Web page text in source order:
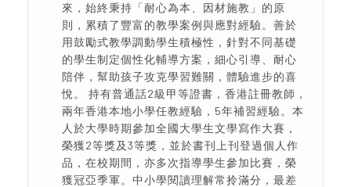
來，始終秉持「耐心為本、因材施教」的原
則，累積了豐富的教學案例與應對經驗。善於
用鼓勵式教學調動學生積極性，針對不同基礎
的學生制定個性化輔導方案，細心引導、耐心
陪伴，幫助孩子攻克學習難關，體驗進步的喜
悅。 持有普通話2級甲等證書，香港註冊教師，
兩年香港本地小學任教經驗，5年補習經驗。本
人於大學時期參加全國大學生文學寫作大賽，
榮獲2等獎及3等獎，並於書刊上刊登過個人作
品，在校期間，亦多次指導學生參加比賽，榮
獲冠亞季軍。中小學閱讀理解常拎滿分，最差